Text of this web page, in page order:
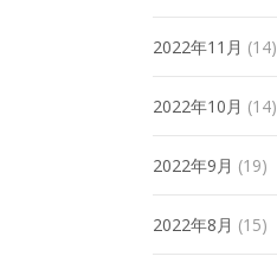
2022年11月 (14)
2022年10月 (14)
2022年9月 (19)
2022年8月 (15)